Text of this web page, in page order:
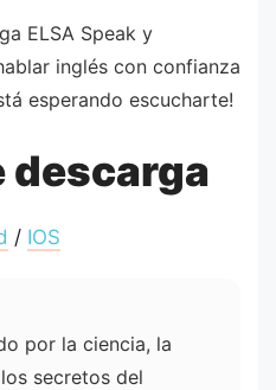
ELSA Speak y
inglés con confianza
esperando escucharte!
descarga
/ IOS
por la ciencia, la
secretos del